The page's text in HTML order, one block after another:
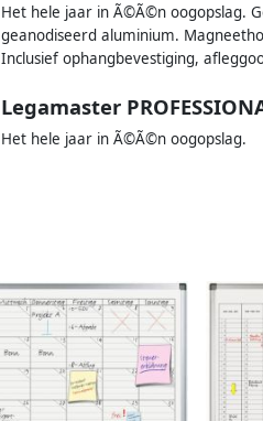
Het hele jaar in Ã©Ã©n oogopslag.
geanodiseerd aluminium.
Inclusief ophangbevestiging,
Legamaster
Het hele jaar in Ã©Ã©n oogopslag.